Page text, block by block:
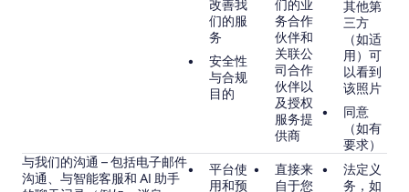
改善我
们的服
务
安全性
与合规
目的
们的业
务合作
伙伴和
关联公
司合作
伙伴以
及授权
服务提
供商
其他第
三方
（如适
用）可
以看到
该照片
同意
（如有
要求）
与我们的沟通 – 包括电子邮件
沟通、与智能客服和 AI 助手
平台使
用和预
直接来
自于您
法定义
务，如